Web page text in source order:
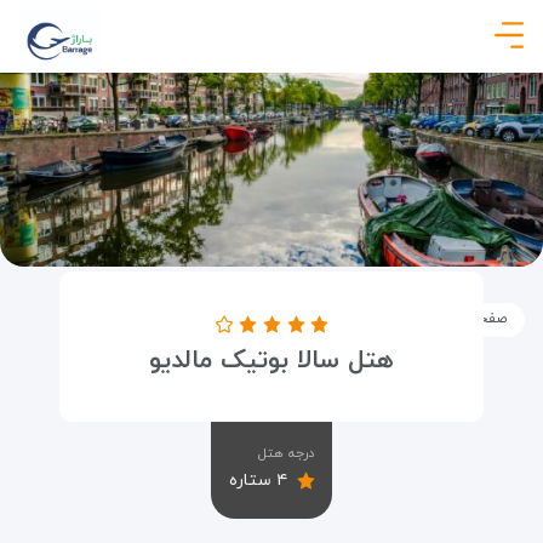
صفحه نخست اقامتگاه ها هتل سالا بوتیک مالدیو
هتل سالا بوتیک مالدیو
درجه هتل